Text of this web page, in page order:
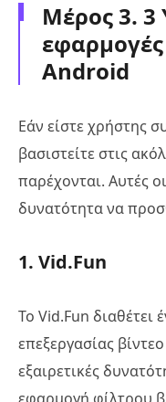
Μέρος 3. 3
Android
Εάν είστε χρήστης
βασιστείτε στις
παρέχονται. Αυτές
δυνατότητα να
1. Vid.Fun
Το Vid.Fun διαθέτει
επεξεργασίας
εξαιρετικές